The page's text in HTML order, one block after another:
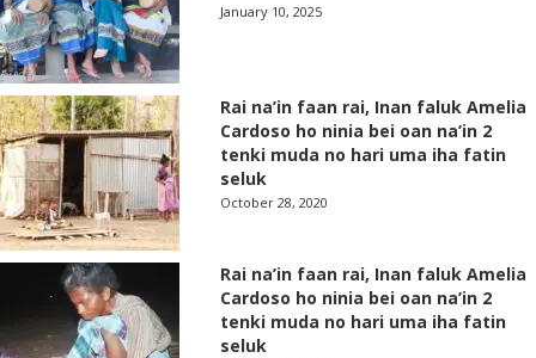
January 10, 2025
Rai na’in faan rai, Inan faluk Amelia
Cardoso ho ninia bei oan na’in 2
tenki muda no hari uma iha fatin
seluk
October 28, 2020
Rai na’in faan rai, Inan faluk Amelia
Cardoso ho ninia bei oan na’in 2
tenki muda no hari uma iha fatin
seluk